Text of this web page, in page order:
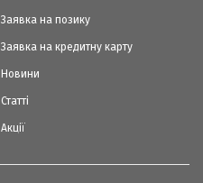
Заявка на позику
Заявка на кредитну карту
Новини
Статті
Акції